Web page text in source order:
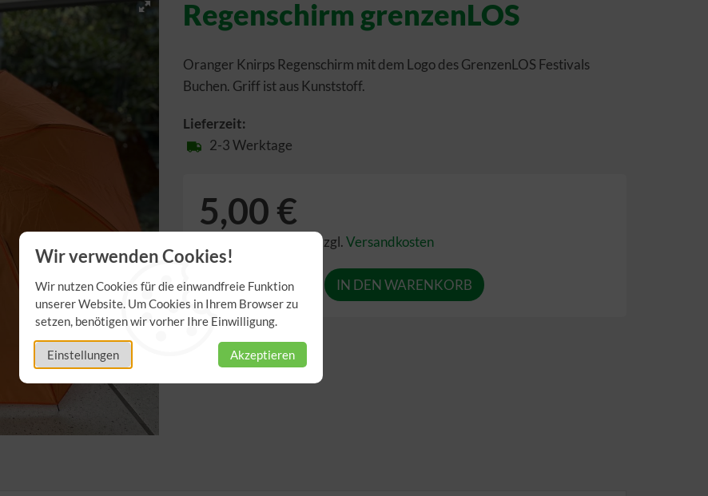
Wir verwenden Cookies!
Wir nutzen Cookies für die einwandfreie Funktion
unserer Website. Um Cookies in Ihrem Browser zu
setzen, benötigen wir vorher Ihre Einwilligung.
Einstellungen Akzeptieren
Regenschirm grenzenLOS
Oranger Knirps Regenschirm mit dem Logo des GrenzenLOS Festivals
Buchen. Griff ist aus Kunststoff.
Lieferzeit:
2-3 Werktage
5,00 €
zzgl.Versandkosten
Anzahl